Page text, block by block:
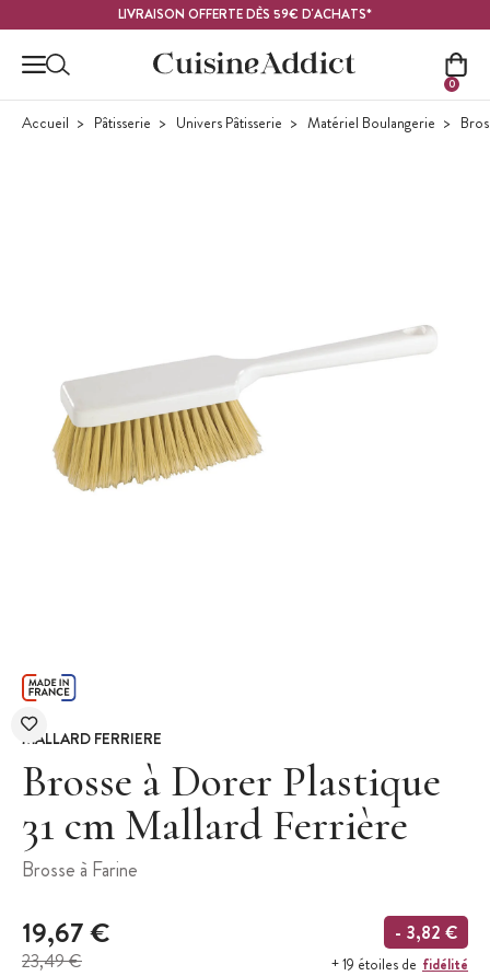
LIVRAISON OFFERTE DÈS 59€ D'ACHATS*
0
Accueil Pâtisserie Univers Pâtisserie Matériel Boulangerie
MALLARD FERRIERE
Brosse à Dorer Plastique
31 cm Mallard Ferrière
Brosse à Farine
19,67 €
23,49 €
- 3,82 €
+ 19 étoiles de fidélité